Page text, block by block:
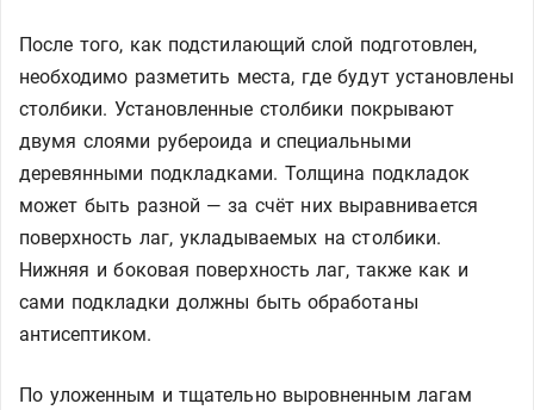
После того, как подстилающий слой подготовлен,
необходимо разметить места, где будут установлены
столбики. Установленные столбики покрывают
двумя слоями рубероида и специальными
деревянными подкладками. Толщина подкладок
может быть разной — за счёт них выравнивается
поверхность лаг, укладываемых на столбики.
Нижняя и боковая поверхность лаг, также как и
сами подкладки должны быть обработаны
антисептиком.
По уложенным и тщательно выровненным лагам